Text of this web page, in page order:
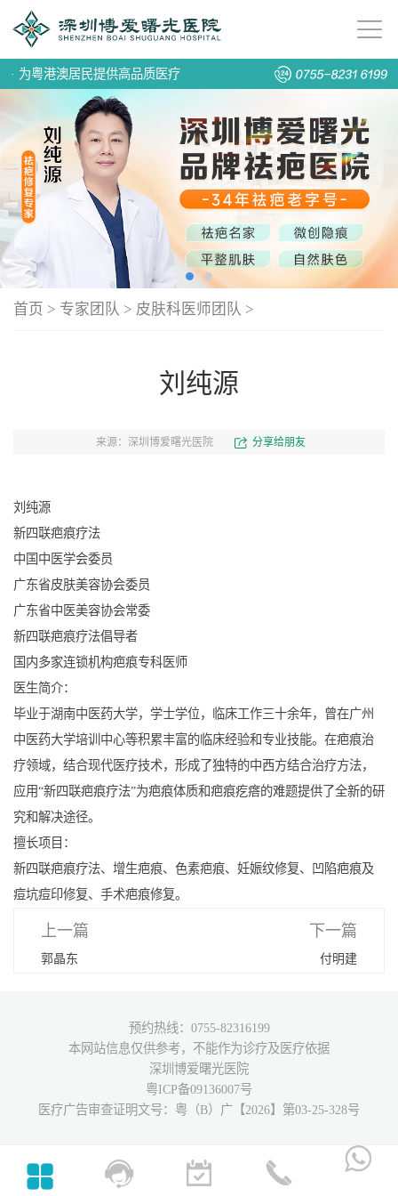
· 为粤港澳居民提供高品质医疗
首页 > 专家团队 > 皮肤科医师团队 >
刘纯源
来源：深圳博爱曙光医院 分享给朋友
刘纯源
新四联疤痕疗法
中国中医学会委员
广东省皮肤美容协会委员
广东省中医美容协会常委
新四联疤痕疗法倡导者
国内多家连锁机构疤痕专科医师
医生简介：
毕业于湖南中医药大学，学士学位，临床工作三十余年，曾在广州
中医药大学培训中心等积累丰富的临床经验和专业技能。在疤痕治
疗领域，结合现代医疗技术，形成了独特的中西方结合治疗方法，
应用“新四联疤痕疗法”为疤痕体质和疤痕疙瘩的难题提供了全新的研
究和解决途径。
擅长项目：
新四联疤痕疗法、增生疤痕、色素疤痕、妊娠纹修复、凹陷疤痕及
痘坑痘印修复、手术疤痕修复。
上一篇
郭晶东
下一篇
付明建
预约热线：0755-82316199
本网站信息仅供参考，不能作为诊疗及医疗依据
深圳博爱曙光医院
粤ICP备09136007号
医疗广告审查证明文号：粤（B）广【2026】第03-25-328号